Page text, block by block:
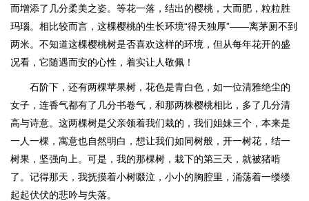
而增添了几分柔美之姿。等花一落，结出的樱桃，大而肥，粒粒胜
玛瑙。相比较而言，这棵樱桃的生长环境“得天独厚”——离茅厕不到
两米。不知道这棵樱桃树是否喜欢这样的环境，但从每年花开的盛
况看，它随遇而安的心性，着实让人敬佩！
石阶下，还有两棵苹果树，花色是青白色，如一位清雅绝尘的
女子，连香气都有了几分书卷气，和那两株樱桃相比，多了几分清
高与诗意。这两棵树是父亲领着我们栽的，我们姐妹三个，本来是
一人一棵，寓意也自然明白，想让我们如同树般，开一树花，结一
树果，坚强向上。可是，我的那棵树，栽下的第三天，就被猪啃
了。记得那天，我抚摸着小树啜泣，小小的胸腔里，涌荡着一缕缕
起起伏伏的悲吟与失落。